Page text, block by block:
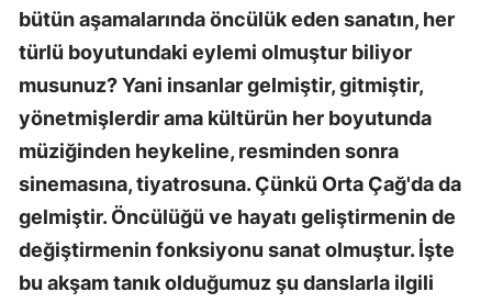
bütün aşamalarında öncülük eden sanatın, her
türlü boyutundaki eylemi olmuştur biliyor
musunuz? Yani insanlar gelmiştir, gitmiştir,
yönetmişlerdir ama kültürün her boyutunda
müziğinden heykeline, resminden sonra
sinemasına, tiyatrosuna. Çünkü Orta Çağ'da da
gelmiştir. Öncülüğü ve hayatı geliştirmenin de
değiştirmenin fonksiyonu sanat olmuştur. İşte
bu akşam tanık olduğumuz şu danslarla ilgili